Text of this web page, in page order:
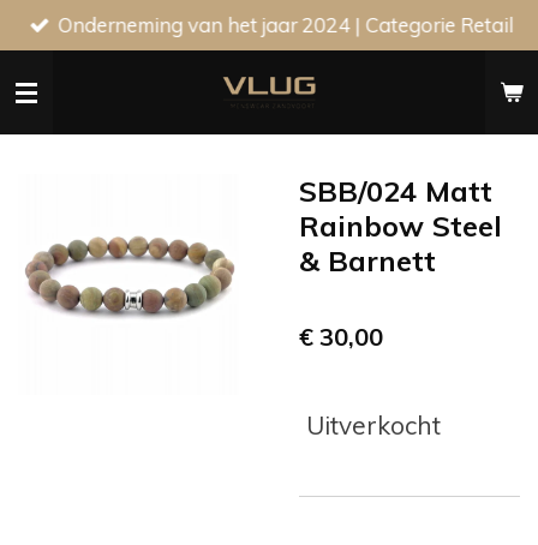
Ga
direct
naar
Onderneming van het jaar 2024 | Categorie Retail
SBB/024 Matt
Rainbow Steel
& Barnett
€ 30,00
Uitverkocht